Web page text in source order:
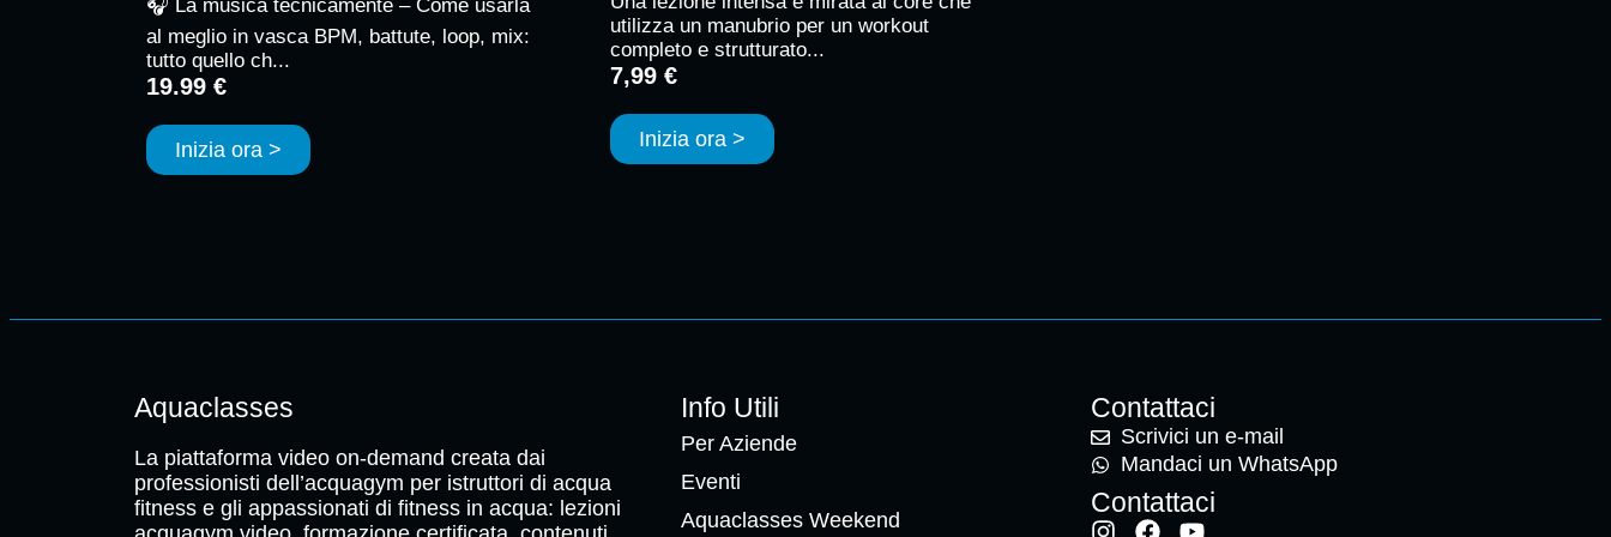
🎧 La musica tecnicamente – Come usarla
al meglio in vasca BPM, battute, loop, mix:
tutto quello ch...
19.99 €
Inizia ora >
utilizza un manubrio per un workout
completo e strutturato...
7,99 €
Inizia ora >
Aquaclasses
La piattaforma video on-demand creata dai
professionisti dell’acquagym per istruttori di acqua
fitness e gli appassionati di fitness in acqua: lezioni
Info Utili
Per Aziende
Eventi
Aquaclasses Weekend
Contattaci
Scrivici un e-mail
Mandaci un WhatsApp
Contattaci